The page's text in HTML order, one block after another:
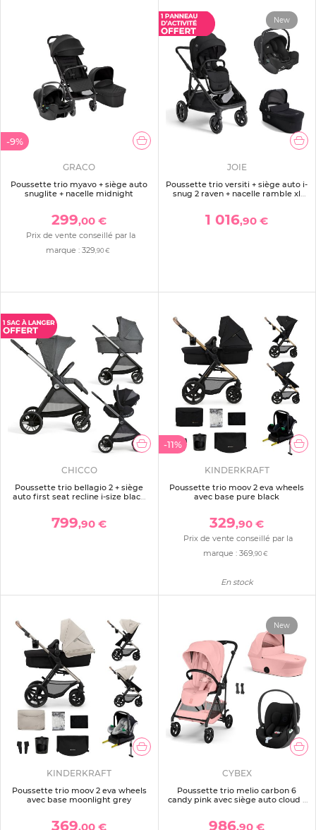
-9%
GRACO
Poussette trio myavo + siège auto
snuglite + nacelle midnight
299,00 €
Prix de vente conseillé par la
marque : 329,90 €
New
JOIE
Poussette trio versiti + siège auto i-
snug 2 raven + nacelle ramble xl
1 016,90 €
CHICCO
Poussette trio bellagio 2 + siège
auto first seat recline i-size black
799,90 €
-11%
KINDERKRAFT
Poussette trio moov 2 eva wheels
avec base pure black
329,90 €
Prix de vente conseillé par la
marque : 369,90 €
En stock
KINDERKRAFT
Poussette trio moov 2 eva wheels
avec base moonlight grey
369,00 €
New
CYBEX
Poussette trio melio carbon 6
candy pink avec siège auto cloud t
986,90 €